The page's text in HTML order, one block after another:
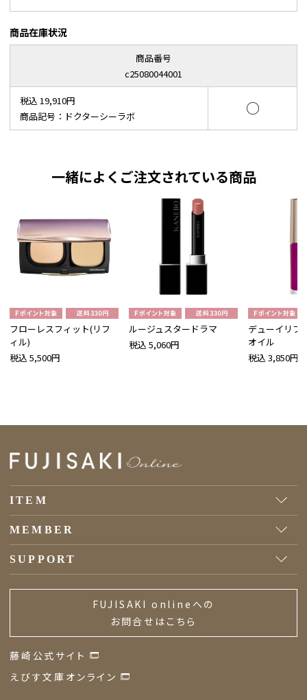
商品在庫状況
商品番号
c25080044001
税込 19,910円
商品記号：ドクターシーラボ
○
一緒によくご注文されている商品
フローレスフィット(リフ
ィル)
税込 5,500円
ルージュスタードラマ
税込 5,060円
デューイリフ
オイル
税込 3,850円
ITEM
MEMBER
SUPPORT
FUJISAKI onlineへの
お問合せはこちら
藤崎公式サイト
えびす文庫オンライン